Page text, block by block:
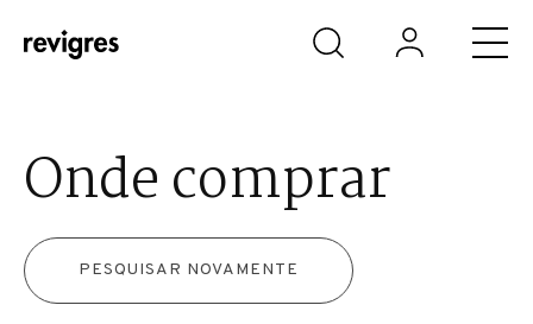
Saltar para o conteúdo principal
Onde comprar
PESQUISAR NOVAMENTE